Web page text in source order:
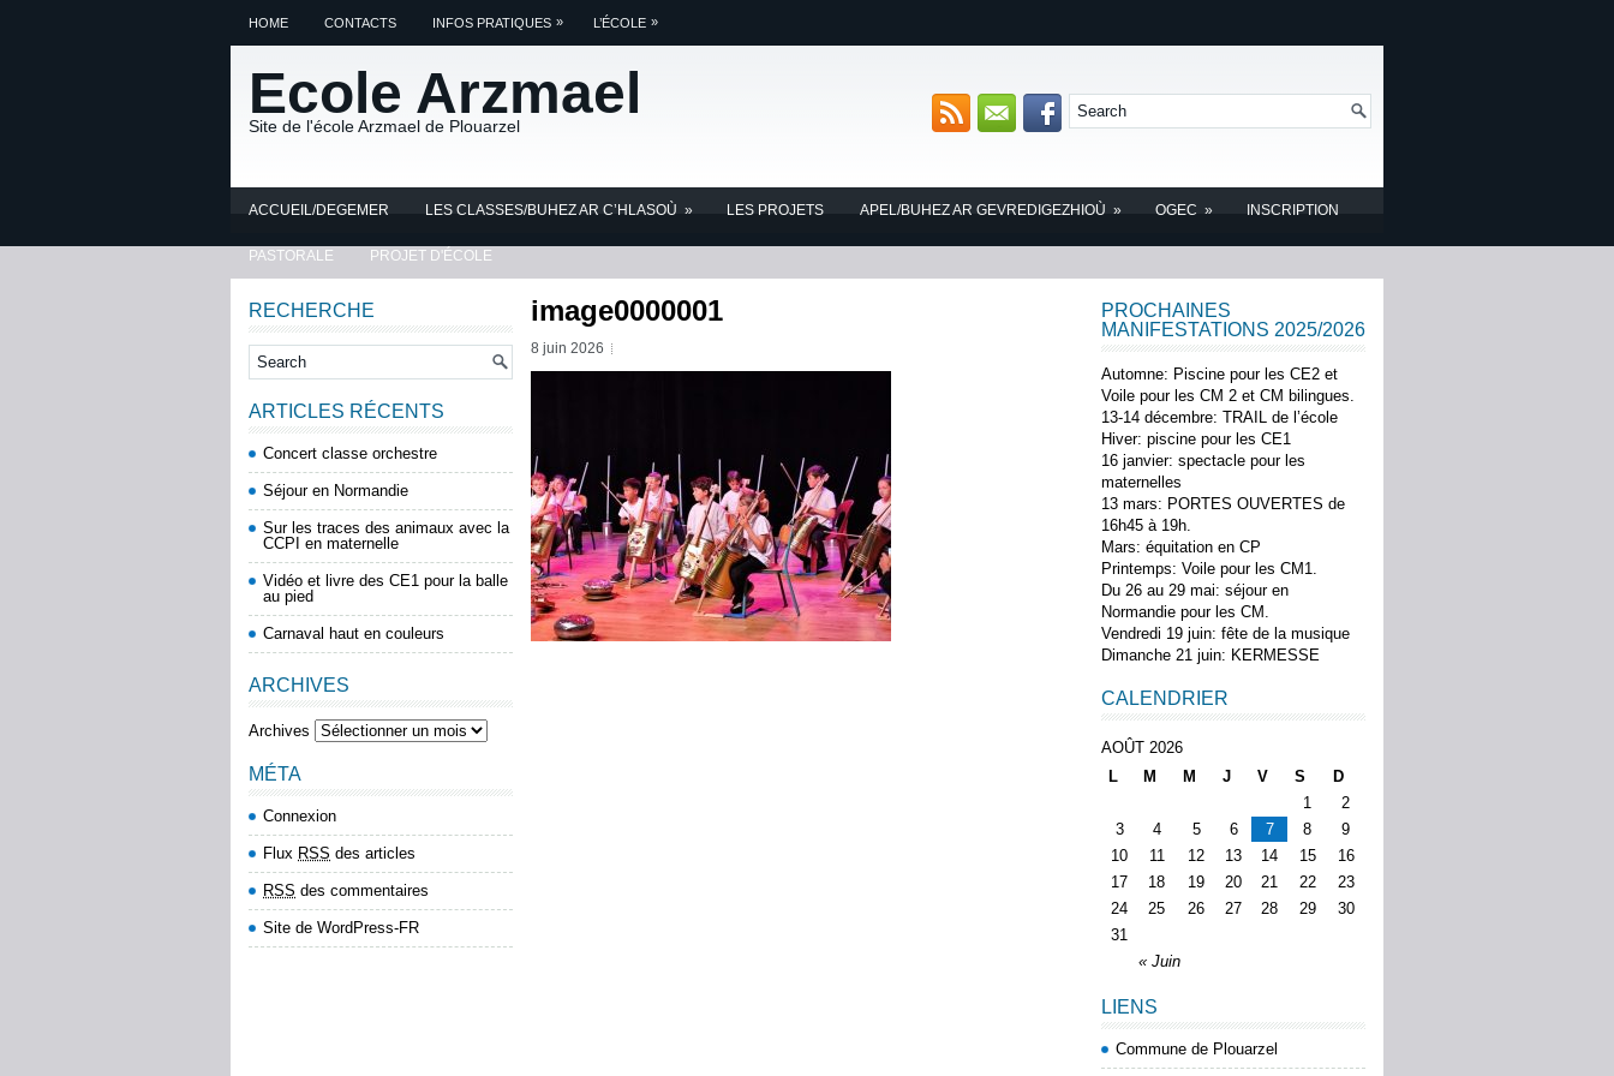
HOME CONTACTS INFOS PRATIQUES » L’ÉCOLE »
Ecole Arzmael
Site de l'école Arzmael de Plouarzel
ACCUEIL/DEGEMER LES CLASSES/BUHEZ AR C’HLASOÙ » LES PROJETS APEL/BUHEZ AR GEVREDIGEZHIOÙ » OGEC » INSCRIPTION
PASTORALE PROJET D'ÉCOLE
image0000001
8 juin 2026
RECHERCHE
ARTICLES RÉCENTS
Concert classe orchestre
Séjour en Normandie
Sur les traces des animaux avec la
CCPI en maternelle
Vidéo et livre des CE1 pour la balle
au pied
Carnaval haut en couleurs
ARCHIVES
Archives
MÉTA
Connexion
Flux RSS des articles
RSS des commentaires
Site de WordPress-FR
PROCHAINES
MANIFESTATIONS 2025/2026
Automne: Piscine pour les CE2 et
Voile pour les CM 2 et CM bilingues.
13-14 décembre: TRAIL de l’école
Hiver: piscine pour les CE1
16 janvier: spectacle pour les
maternelles
13 mars: PORTES OUVERTES de
16h45 à 19h.
Mars: équitation en CP
Printemps: Voile pour les CM1.
Du 26 au 29 mai: séjour en
Normandie pour les CM.
Vendredi 19 juin: fête de la musique
Dimanche 21 juin: KERMESSE
CALENDRIER
AOÛT 2026
L
M M J V S D
« Juin
1
2
3
4 5 6 7 8
9
10
11 12 13 14 15
16
17
18 19 20 21 22
23
24
25 26 27 28 29
30
31
LIENS
Commune de Plouarzel